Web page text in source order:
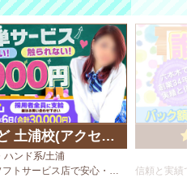
校(アクセスグループ)
ハンド系/土浦
ビデオBOX風 店舗型のソフトサービス店で安心・安全・高収入♪